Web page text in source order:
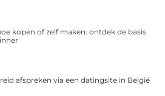
kopen of zelf maken: ontdek de basis
afspreken via een datingsite in België